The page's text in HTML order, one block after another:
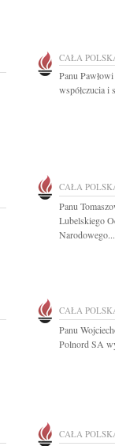
CAŁA
Panu
współczucia i
CAŁA
Panu
Lubelskiego
Narodowego...
CAŁA
Panu
Polnord SA
CAŁA